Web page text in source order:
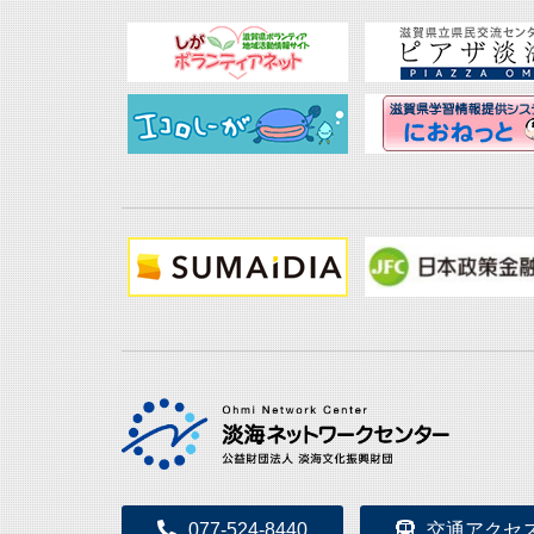
077-524-8440 交通アクセ